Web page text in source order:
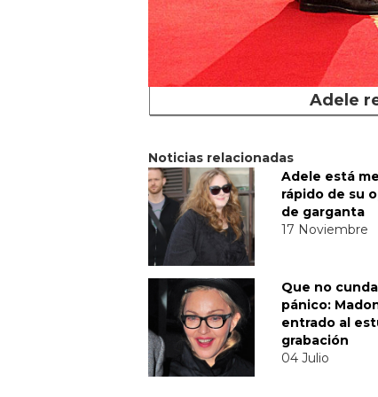
Adele
Noticias relacionadas
Adele está
rápido de su
de garganta
17 Noviembre
Que no
pánico:
entrado al
grabación
04 Julio